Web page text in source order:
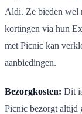
Aldi. Ze bieden wel
kortingen via hun
met Picnic kan
aanbiedingen.
Bezorgkosten: Dit
Picnic bezorgt altijd